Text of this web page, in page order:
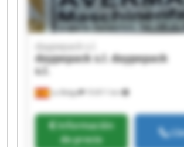
La Belga 10.811 km
daypepack s.l.
daypepack s.l.daypepack
s.l.
Información
de precio